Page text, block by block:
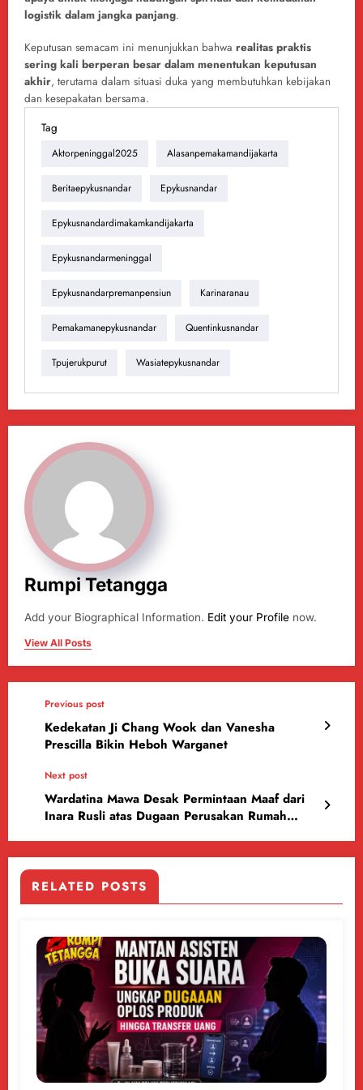
logistik dalam jangka panjang.
Keputusan semacam ini menunjukkan bahwa realitas praktis
sering kali berperan besar dalam menentukan keputusan
akhir, terutama dalam situasi duka yang membutuhkan kebijakan
dan kesepakatan bersama.
Tag
Aktorpeninggal2025 Alasanpemakamandijakarta
Beritaepykusnandar Epykusnandar
Epykusnandardimakamkandijakarta
Epykusnandarmeninggal
Epykusnandarpremanpensiun Karinaranau
Pemakamanepykusnandar Quentinkusnandar
Tpujerukpurut Wasiatepykusnandar
Rumpi Tetangga
Add your Biographical Information. Edit your Profile now.
View All Posts
Previous post
Kedekatan Ji Chang Wook dan Vanesha
Prescilla Bikin Heboh Warganet
Next post
Wardatina Mawa Desak Permintaan Maaf dari
Inara Rusli atas Dugaan Perusakan Rumah
RELATED POSTS